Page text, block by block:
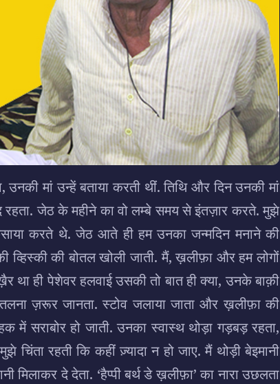
उनकी मां उन्हें बताया करती थीं. तिथि और दिन उनकी मां
रहता. जेठ के महीने का वो लम्बे समय से इंतज़ार करते.मुझे
करते थे. जेठ आते ही हम उनका जन्मदिन मनाने की
व्हिस्की की बोतल खोली जाती. मैं, ख़लीफ़ा और हम लोगों
था ही पेशेवर हलवाई उसकी तो बात ही क्या, उनके बाक़ी
तलना ज़रूर जानता. स्टोव जलाया जाता और ख़लीफ़ा की
में सराबोर हो जाती. उनका स्वास्थ थोड़ा गड़बड़ रहता,
चिंता रहती कि कहीं ज़्यादा न हो जाए. मैं थोड़ी बेइमानी
मिलाकर दे देता. ‘हैप्पी बर्थ डे ख़लीफ़ा’ का नारा उछलता